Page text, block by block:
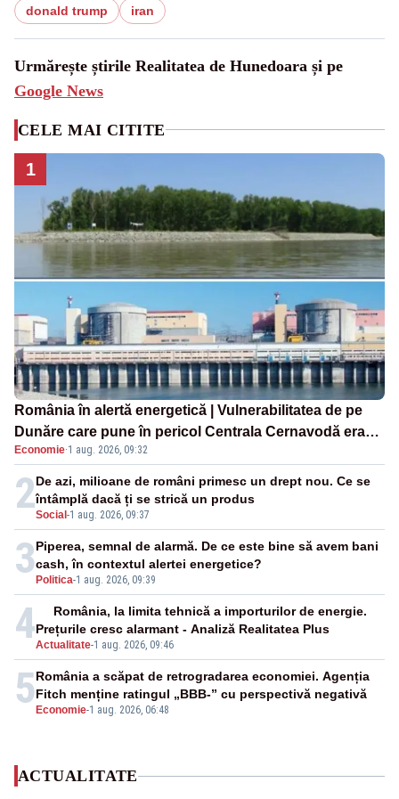
donald trump iran
Urmărește știrile Realitatea de Hunedoara și pe
Google News
CELE MAI CITITE
1
România în alertă energetică | Vulnerabilitatea de pe
Dunăre care pune în pericol Centrala Cernavodă era
cunoscută de pe vremea lui Ceaușescu
Economie·1 aug. 2026, 09:32
2Social -1 aug. 2026, 09:37
De azi, milioane de români primesc un drept nou. Ce se
întâmplă dacă ți se strică un produs
3 Politica-1 aug. 2026, 09:39
Piperea, semnal de alarmă. De ce este bine să avem bani
cash, în contextul alertei energetice?
4Actualitate-1 aug. 2026, 09:46
România, la limita tehnică a importurilor de energie.
Prețurile cresc alarmant - Analiză Realitatea Plus
5 Economie-1 aug. 2026, 06:48
România a scăpat de retrogradarea economiei. Agenția
Fitch menține ratingul „BBB-” cu perspectivă negativă
ACTUALITATE